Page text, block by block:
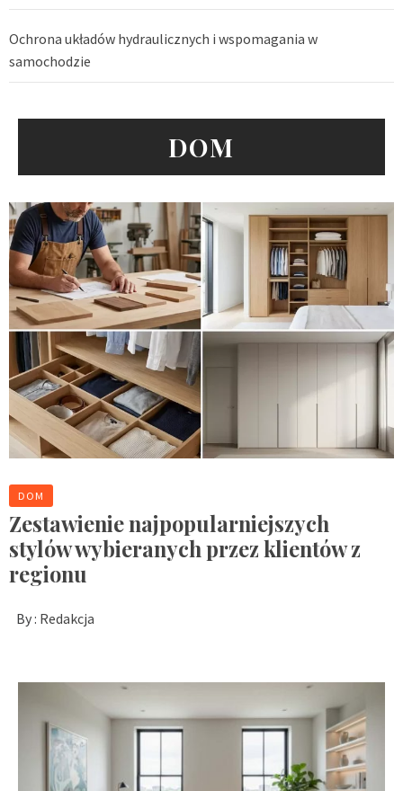
Ochrona układów hydraulicznych i wspomagania w
samochodzie
DOM
DOM
Zestawienie najpopularniejszych
stylów wybieranych przez klientów z
regionu
By : Redakcja